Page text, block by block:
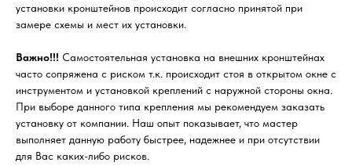
установки кронштейнов происходит согласно принятой при
замере схемы и мест их установки.
Важно!!! Самостоятельная установка на внешних кронштейнах
часто сопряжена с риском т.к. происходит стоя в открытом окне с
инструментом и установкой креплений с наружной стороны окна.
При выборе данного типа крепления мы рекомендуем заказать
установку от компании. Наш опыт показывает, что мастер
выполняет данную работу быстрее, надежнее и при отсутствии
для Вас каких-либо рисков.